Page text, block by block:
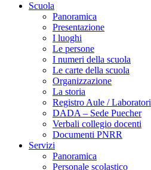
Scuola
Panoramica
Presentazione
I luoghi
Le persone
I numeri della scuola
Le carte della scuola
Organizzazione
La storia
Registro Aule / Laboratori
DADA – Sede Puecher
Verbali collegio docenti
Documenti PNRR
Servizi
Panoramica
Personale scolastico